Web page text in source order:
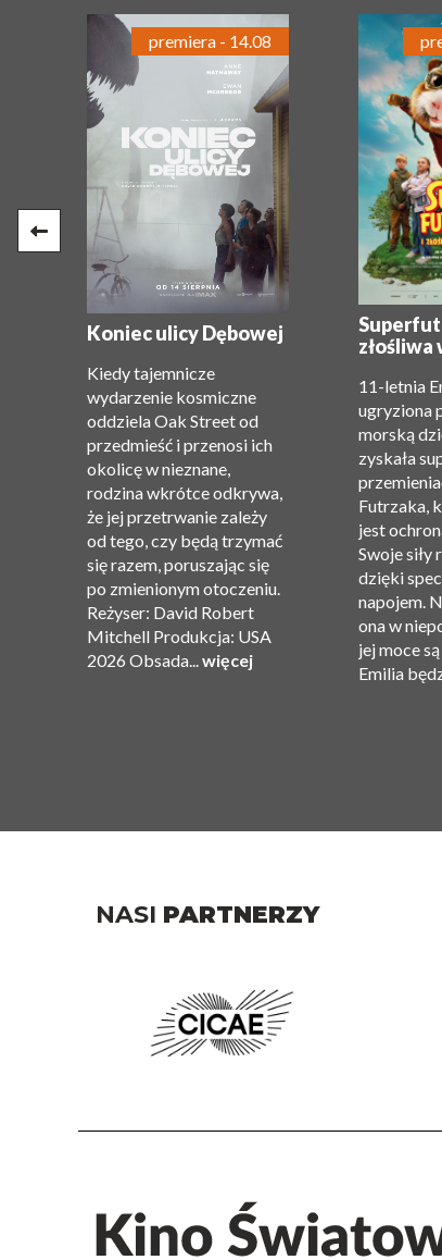
Koniec ulicy Dębowej
Kiedy tajemnicze
wydarzenie kosmiczne
oddziela Oak Street od
przedmieść i przenosi ich
okolicę w nieznane,
rodzina wkrótce odkrywa,
że ​​jej przetrwanie zależy
od tego, czy będą trzymać
się razem, poruszając się
po zmienionym otoczeniu.
Reżyser: David Robert
Mitchell Produkcja: USA
2026 Obsada...więcej
premiera - 14.08
11-letnia
ugryziona
morską
zyskała
Futrzaka,
jest
Swoje siły
dzięki
napojem.
ona w
jej moce
Emilia
NASI PARTNERZY